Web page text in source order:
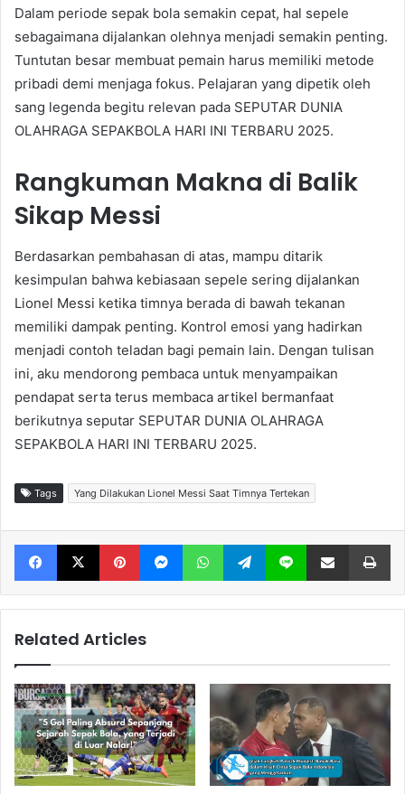
Dalam periode sepak bola semakin cepat, hal sepele
sebagaimana dijalankan olehnya menjadi semakin penting.
Tuntutan besar membuat pemain harus memiliki metode
pribadi demi menjaga fokus. Pelajaran yang dipetik oleh
sang legenda begitu relevan pada SEPUTAR DUNIA
OLAHRAGA SEPAKBOLA HARI INI TERBARU 2025.
Rangkuman Makna di Balik
Sikap Messi
Berdasarkan pembahasan di atas, mampu ditarik
kesimpulan bahwa kebiasaan sepele sering dijalankan
Lionel Messi ketika timnya berada di bawah tekanan
memiliki dampak penting. Kontrol emosi yang hadirkan
menjadi contoh teladan bagi pemain lain. Dengan tulisan
ini, aku mendorong pembaca untuk menyampaikan
pendapat serta terus membaca artikel bermanfaat
berikutnya seputar SEPUTAR DUNIA OLAHRAGA
SEPAKBOLA HARI INI TERBARU 2025.
Tags Yang Dilakukan Lionel Messi Saat Timnya Tertekan
Facebook X Pinterest Messenger WhatsApp Telegram Line Share via Email
Related Articles